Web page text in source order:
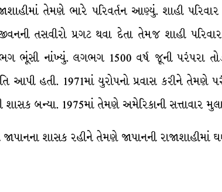
તેમણે ભારે પરિવર્તન આણ્યું. શાહી
જીવનની તસવીરો પ્રગટ થવા દેતા તેમજ શાહી
ભૂંસી નાંખ્યું. લગભગ 1500 વર્ષ જૂની પરંપરા તોડી
આપી હતી. 1971માં યુરોપનો પ્રવાસ કરીને
શાસક બન્યા. 1975માં તેમણે અમેરિકાની સત્તાવાર
શાસક રહીને તેમણે જાપાનની રાજાશાહીમાં